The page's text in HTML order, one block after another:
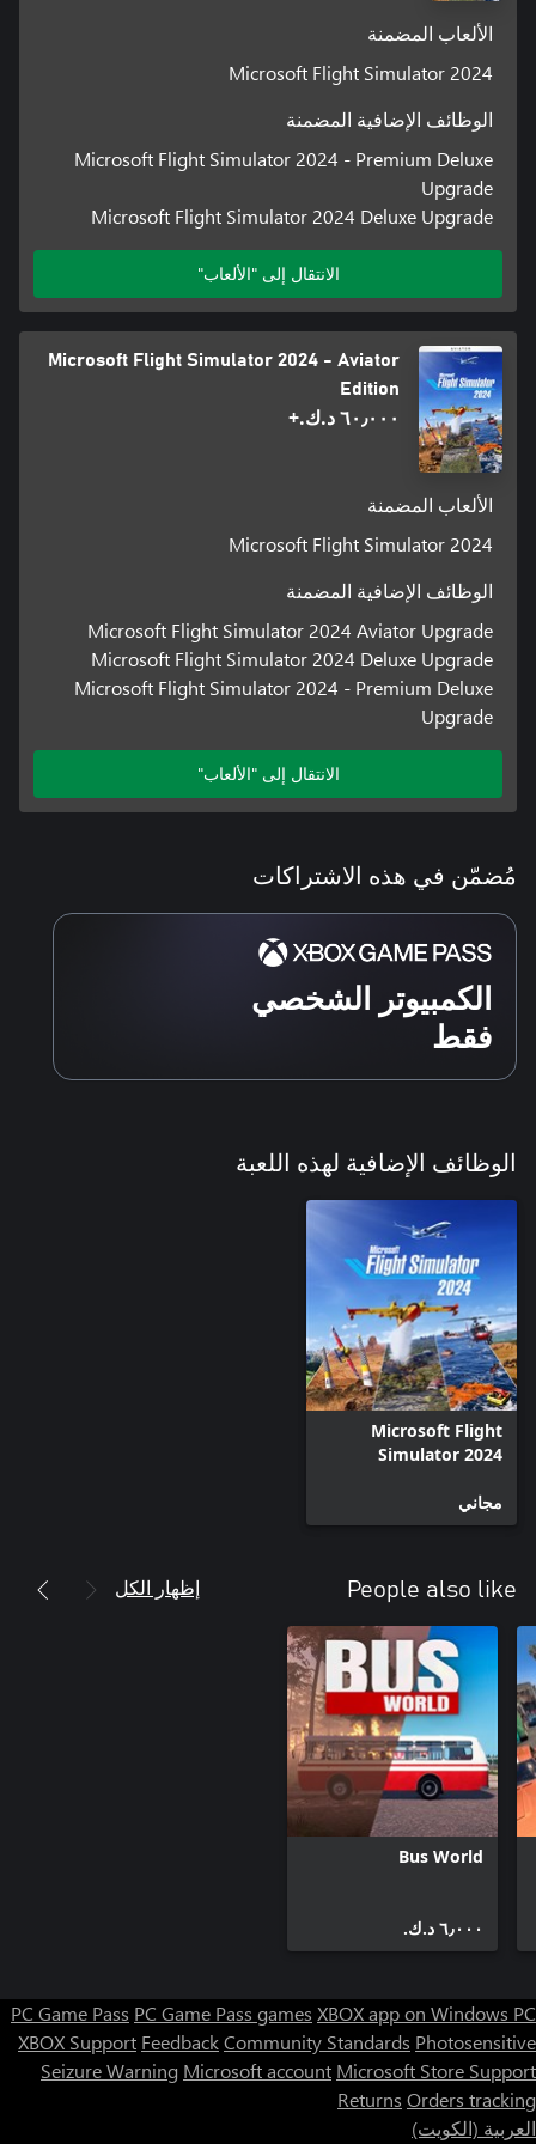
الألعاب المضمنة
Microsoft Flight Simulator 2024
الوظائف الإضافية المضمنة
Microsoft Flight Simulator 2024 - Premium Deluxe
Upgrade
Microsoft Flight Simulator 2024 Deluxe Upgrade
الانتقال إلى "الألعاب"
Microsoft Flight Simulator 2024 - Aviator
Edition
٦٠٫٠٠٠ د.ك.‏+
الألعاب المضمنة
Microsoft Flight Simulator 2024
الوظائف الإضافية المضمنة
Microsoft Flight Simulator 2024 Aviator Upgrade
Microsoft Flight Simulator 2024 Deluxe Upgrade
Microsoft Flight Simulator 2024 - Premium Deluxe
Upgrade
الانتقال إلى "الألعاب"
مُضمّن في هذه الاشتراكات
الكمبيوتر الشخصي
فقط
الوظائف الإضافية لهذه اللعبة
Microsoft Flight
Simulator 2024
مجاني
People also like إظهار الكل
Bus World
٦٫٠٠٠ د.ك.‏
PC Game Pass PC Game Pass games XBOX app on Windows PC
XBOX Support FeedbackCommunity Standards Photosensitive
Seizure Warning Microsoft account Microsoft Store Support
Returns Orders tracking
العربية (الكويت)